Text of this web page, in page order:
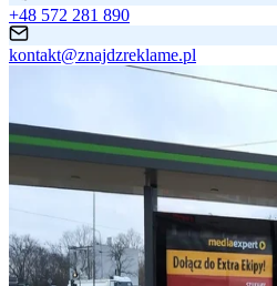
+48 572 281 890
kontakt@znajdzreklame.pl